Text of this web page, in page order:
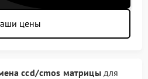
цены
ccd/cmos матрицыдля